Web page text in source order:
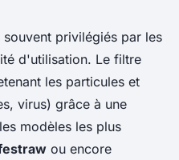
privilégiés par les
d'utilisation. Le filtre
les particules et
virus) grâce à une
modèles les plus
ou encore